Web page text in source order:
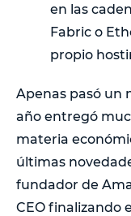
en las
Fabric o
propio
Apenas pasó un
año entregó
materia
últimas
fundador de
CEO finalizando